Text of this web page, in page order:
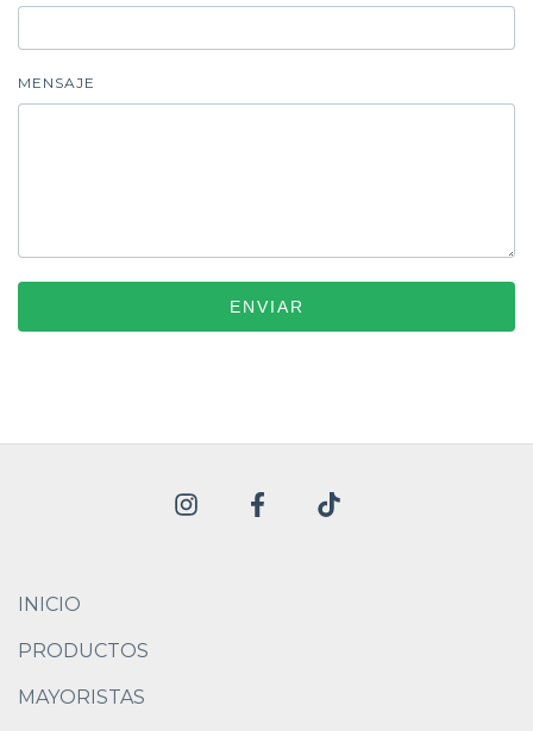
MENSAJE
ENVIAR
INICIO
PRODUCTOS
MAYORISTAS